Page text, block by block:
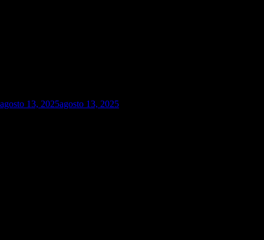
agosto 13, 2025agosto 13, 2025